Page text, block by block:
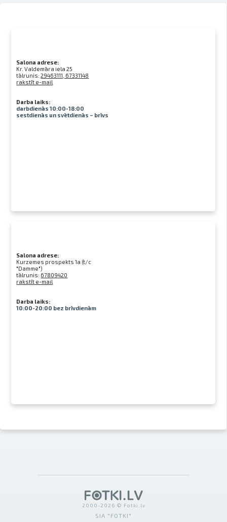
Salona adrese:
Kr. Valdemāra iela 25
tālrunis:29463111, 67331148
rakstīt e-mail
Darba laiks:
darbdienās 10:00-18:00
sestdienās un svētdienās – brīvs
Salona adrese:
Kurzemes prospekts 1a (t/c
"Damme")
tālrunis: 67809420
rakstīt e-mail
Darba laiks:
10:00-20:00 bez brīvdienām
2000-2026 © Fotki.lv
SIA "FOTKI"